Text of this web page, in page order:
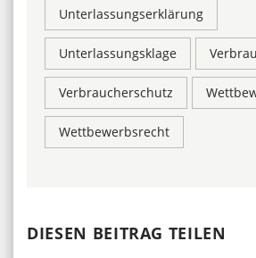
Unterlassungserklärung
Unterlassungsklage
Verbraucherschutz
Wettbewerbsrecht
DIESEN BEITRAG TEILEN